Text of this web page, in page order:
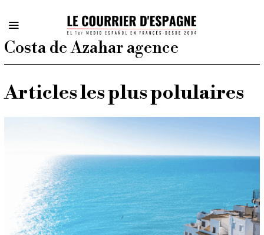
Costa de Azahar agence
Articles les plus polulaires